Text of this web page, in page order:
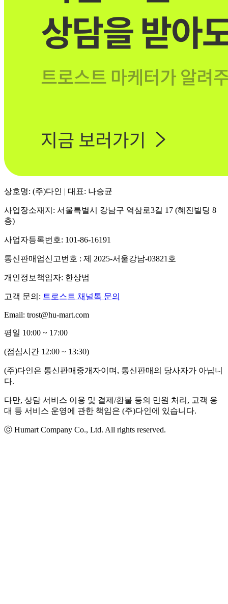
상호명: (주)다인 | 대표: 나승균
사업장소재지: 서울특별시 강남구 역삼로3길 17 (혜진빌딩 8
층)
사업자등록번호: 101-86-16191
통신판매업신고번호 : 제 2025-서울강남-03821호
개인정보책임자: 한상범
고객 문의: 트로스트 채널톡 문의
Email: trost@hu-mart.com
평일 10:00 ~ 17:00
(점심시간 12:00 ~ 13:30)
(주)다인은 통신판매중개자이며, 통신판매의 당사자가 아닙니
다.
다만, 상담 서비스 이용 및 결제/환불 등의 민원 처리, 고객 응
대 등 서비스 운영에 관한 책임은 (주)다인에 있습니다.
ⓒ Humart Company Co., Ltd. All rights reserved.